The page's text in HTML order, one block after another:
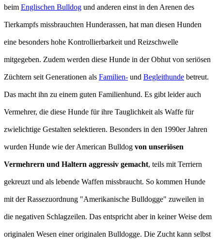
beim Englischen Bulldog und anderen einst in den Arenen des
Tierkampfs missbrauchten Hunderassen, hat man diesen Hunden
eine besonders hohe Kontrollierbarkeit und Reizschwelle
mitgegeben. Zudem werden diese Hunde in der Obhut von seriösen
Züchtern seit Generationen als Familien- und Begleithunde betreut.
Das macht ihn zu einem guten Familienhund. Es gibt leider auch
Vermehrer, die diese Hunde für ihre Tauglichkeit als Waffe für
zwielichtige Gestalten selektieren. Besonders in den 1990er Jahren
wurden Hunde wie der American Bulldog von unseriösen
Vermehrern und Haltern aggressiv gemacht, teils mit Terriern
gekreuzt und als lebende Waffen missbraucht. So kommen Hunde
mit der Rassezuordnung "Amerikanische Bulldogge" zuweilen in
die negativen Schlagzeilen. Das entspricht aber in keiner Weise dem
originalen Wesen einer originalen Bulldogge. Die Zucht kann selbst